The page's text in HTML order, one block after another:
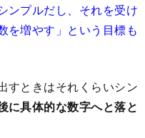
ンプルだし、それを受け
を増やす」という目標も
ときはそれくらいシン
に具体的な数字へと落と